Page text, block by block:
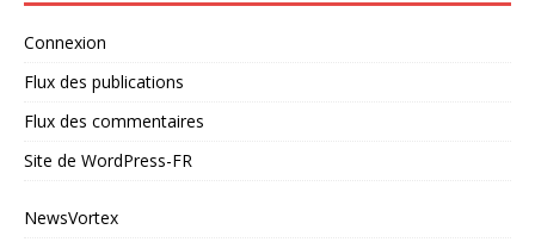
Connexion
Flux des publications
Flux des commentaires
Site de WordPress-FR
NewsVortex